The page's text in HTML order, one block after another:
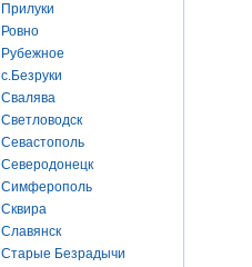
Прилуки
Ровно
Рубежное
с.Безруки
Свалява
Светловодск
Севастополь
Северодонецк
Симферополь
Сквира
Славянск
Старые Безрадычи